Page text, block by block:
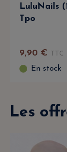
LuluNails
Tpo
9,90 € TTC
En stock
Les